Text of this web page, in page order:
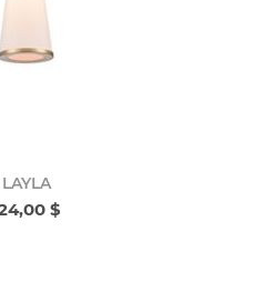
LAYLA
$